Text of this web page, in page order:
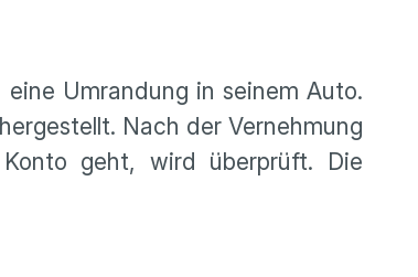
Umrandung in seinem Auto.
Nach der Vernehmung
geht, wird überprüft. Die